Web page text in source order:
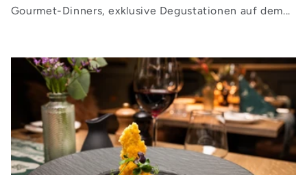
Gourmet-Dinners, exklusive Degustationen auf dem...